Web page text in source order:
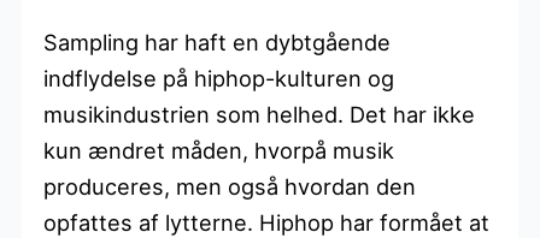
Sampling har haft en dybtgående
indflydelse på hiphop-kulturen og
musikindustrien som helhed. Det har ikke
kun ændret måden, hvorpå musik
produceres, men også hvordan den
opfattes af lytterne. Hiphop har formået at